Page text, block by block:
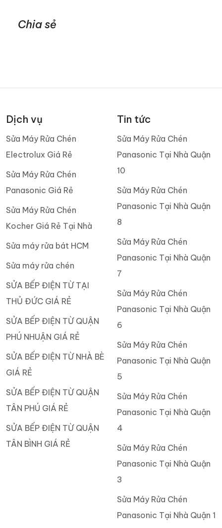
Chia sẻ
Dịch vụ
Sửa Máy Rửa Chén
Electrolux Giá Rẻ
Sửa Máy Rửa Chén
Panasonic Giá Rẻ
Sửa Máy Rửa Chén
Kocher Giá Rẻ Tại Nhà
Sửa máy rửa bát HCM
Sửa máy rửa chén
SỬA BẾP ĐIỆN TỪ TẠI
THỦ ĐỨC GIÁ RẺ
SỬA BẾP ĐIỆN TỪ QUẬN
PHÚ NHUẬN GIÁ RẺ
SỬA BẾP ĐIỆN TỪ NHÀ BÈ
GIÁ RẺ
SỬA BẾP ĐIỆN TỪ QUẬN
TÂN PHÚ GIÁ RẺ
SỬA BẾP ĐIỆN TỪ QUẬN
TÂN BÌNH GIÁ RẺ
Tin tức
Sửa Máy Rửa Chén
Panasonic Tại Nhà Quận
10
Sửa Máy Rửa Chén
Panasonic Tại Nhà Quận
8
Sửa Máy Rửa Chén
Panasonic Tại Nhà Quận
7
Sửa Máy Rửa Chén
Panasonic Tại Nhà Quận
6
Sửa Máy Rửa Chén
Panasonic Tại Nhà Quận
5
Sửa Máy Rửa Chén
Panasonic Tại Nhà Quận
4
Sửa Máy Rửa Chén
Panasonic Tại Nhà Quận
3
Sửa Máy Rửa Chén
Panasonic Tại Nhà Quận 1